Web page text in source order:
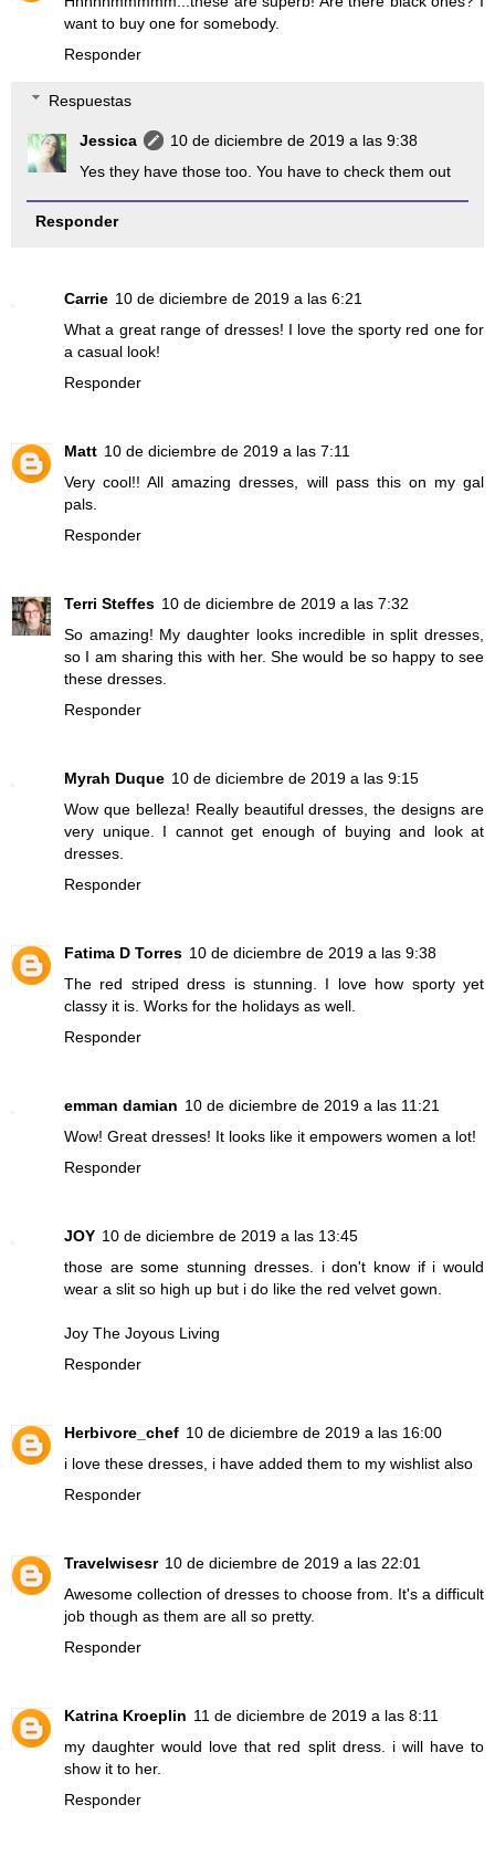
want to buy one for somebody.
Responder
Respuestas
Jessica
10 de diciembre de 2019 a las 9:38
Yes they have those too. You have to check them out
Responder
Carrie 10 de diciembre de 2019 a las 6:21
What a great range of dresses! I love the sporty red one for
a casual look!
Responder
Matt 10 de diciembre de 2019 a las 7:11
Very cool!! All amazing dresses, will pass this on my gal
pals.
Responder
Terri Steffes 10 de diciembre de 2019 a las 7:32
So amazing! My daughter looks incredible in split dresses,
so I am sharing this with her. She would be so happy to see
these dresses.
Responder
Myrah Duque 10 de diciembre de 2019 a las 9:15
Wow que belleza! Really beautiful dresses, the designs are
very unique. I cannot get enough of buying and look at
dresses.
Responder
Fatima D Torres 10 de diciembre de 2019 a las 9:38
The red striped dress is stunning. I love how sporty yet
classy it is. Works for the holidays as well.
Responder
emman damian 10 de diciembre de 2019 a las 11:21
Wow! Great dresses! It looks like it empowers women a lot!
Responder
JOY 10 de diciembre de 2019 a las 13:45
those are some stunning dresses. i don't know if i would
wear a slit so high up but i do like the red velvet gown.
Joy The Joyous Living
Responder
Herbivore_chef 10 de diciembre de 2019 a las 16:00
i love these dresses, i have added them to my wishlist also
Responder
Travelwisesr 10 de diciembre de 2019 a las 22:01
Awesome collection of dresses to choose from. It's a difficult
job though as them are all so pretty.
Responder
Katrina Kroeplin 11 de diciembre de 2019 a las 8:11
my daughter would love that red split dress. i will have to
show it to her.
Responder